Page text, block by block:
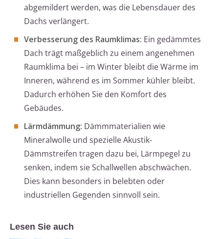
abgemildert werden, was die Lebensdauer des
Dachs verlängert.
Verbesserung des Raumklimas: Ein gedämmtes
Dach trägt maßgeblich zu einem angenehmen
Raumklima bei – im Winter bleibt die Wärme im
Inneren, während es im Sommer kühler bleibt.
Dadurch erhöhen Sie den Komfort des
Gebäudes.
Lärmdämmung: Dämmmaterialien wie
Mineralwolle und spezielle Akustik-
Dämmstreifen tragen dazu bei, Lärmpegel zu
senken, indem sie Schallwellen abschwächen.
Dies kann besonders in belebten oder
industriellen Gegenden sinnvoll sein.
Lesen Sie auch